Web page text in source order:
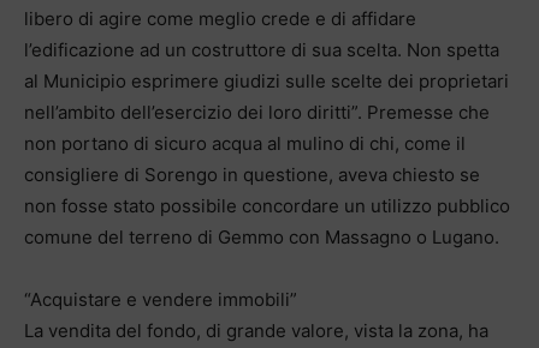
libero di agire come meglio crede e di affidare
l’edificazione ad un costruttore di sua scelta. Non spetta
al Municipio esprimere giudizi sulle scelte dei proprietari
nell’ambito dell’esercizio dei loro diritti”. Premesse che
non portano di sicuro acqua al mulino di chi, come il
consigliere di Sorengo in questione, aveva chiesto se
non fosse stato possibile concordare un utilizzo pubblico
comune del terreno di Gemmo con Massagno o Lugano.
“Acquistare e vendere immobili”
La vendita del fondo, di grande valore, vista la zona, ha